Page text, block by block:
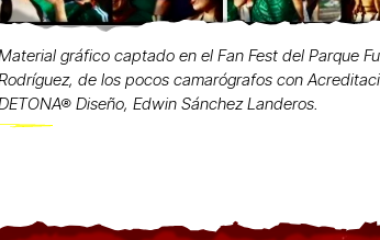
gráfico captado en el Fan Fest del Parque
de los pocos camarógrafos con
Diseño, Edwin Sánchez Landeros.